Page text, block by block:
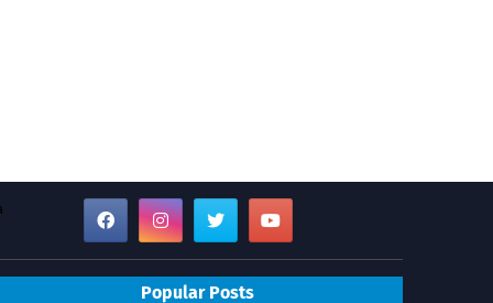
Popular Posts